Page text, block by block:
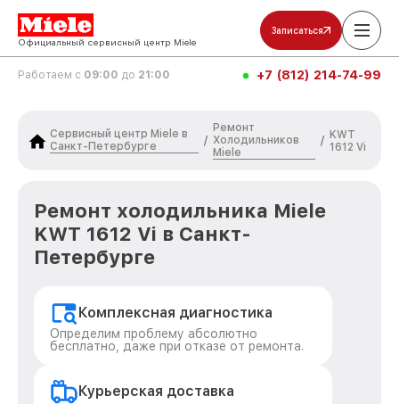
Официальный сервисный центр Miele
Записаться
Работаем с 09:00 до 21:00 +7 (812) 214-74-99
Сервисный центр Miele в
Санкт-Петербурге
/
Ремонт
Холодильников
Miele
/ KWT
1612 Vi
Ремонт холодильника Miele
KWT 1612 Vi в Санкт-
Петербурге
Комплексная диагностика
Определим проблему абсолютно
бесплатно, даже при отказе от ремонта.
Курьерская доставка